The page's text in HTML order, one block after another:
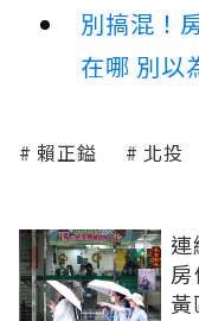
別搞混！
在哪 別以
賴正鎰 北投